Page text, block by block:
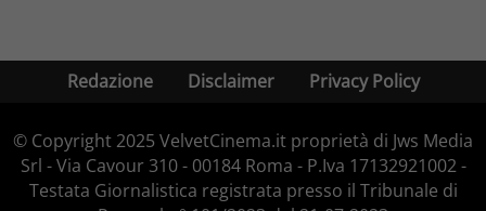
Redazione Disclaimer Privacy Policy
© Copyright 2025 VelvetCinema.it proprietà di Jws Media
Srl - Via Cavour 310 - 00184 Roma - P.Iva 17132921002 -
Testata Giornalistica registrata presso il Tribunale di